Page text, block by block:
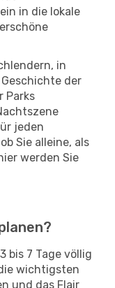
in die lokale
in
der
Parks
jeden
Sie alleine, als
werden Sie
bis 7 Tage völlig
wichtigsten
und das Flair